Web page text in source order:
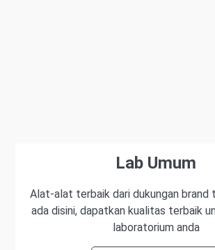
Lab Umum
Alat-alat terbaik dari dukungan brand
ada disini, dapatkan kualitas terbaik
laboratorium anda